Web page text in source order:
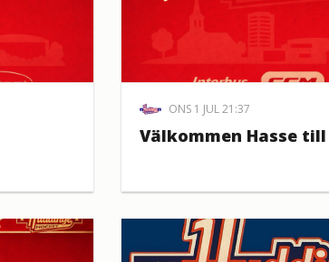
ONS 1 JUL 21:37
Välkommen Hasse